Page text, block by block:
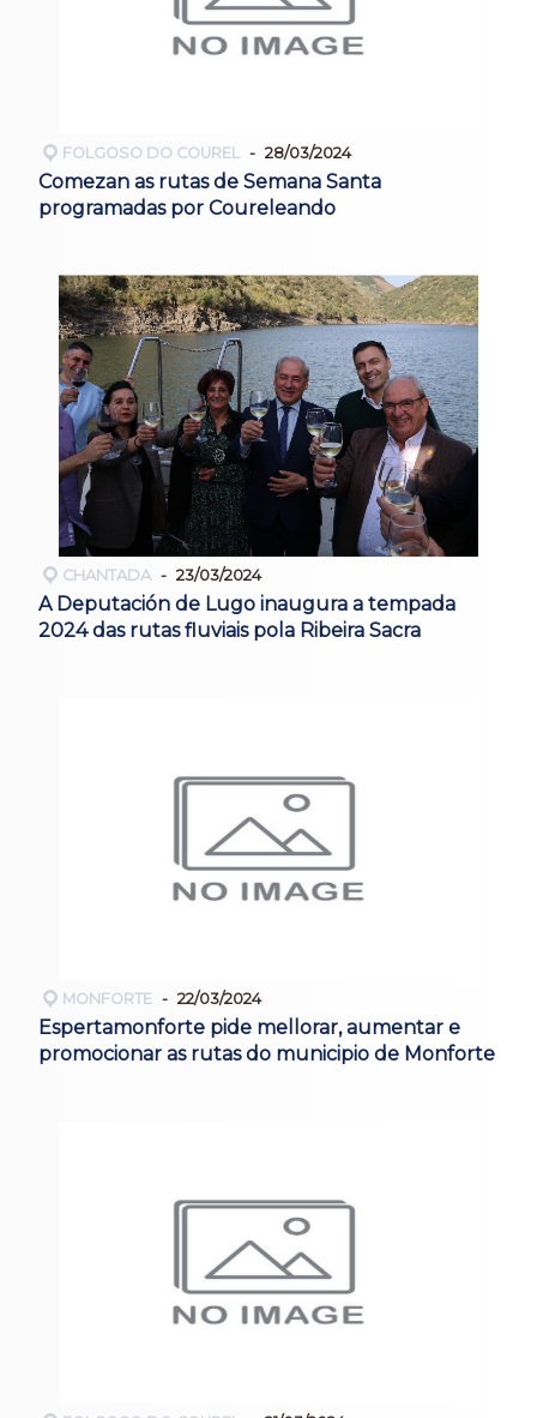
FOLGOSO DO COUREL 28/03/2024
Comezan as rutas de Semana Santa
programadas por Coureleando
CHANTADA 23/03/2024
A Deputación de Lugo inaugura a tempada
2024 das rutas fluviais pola Ribeira Sacra
MONFORTE 22/03/2024
Espertamonforte pide mellorar, aumentar e
promocionar as rutas do municipio de Monforte